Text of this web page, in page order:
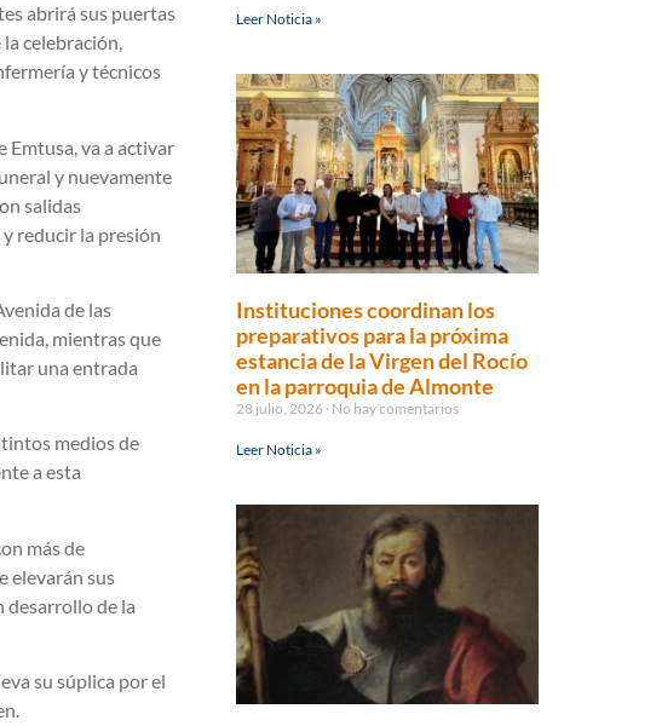
abrirá sus puertas
celebración,
y técnicos
Emtusa, va a activar
y nuevamente
salidas
reducir la presión
de las
mientras que
una entrada
medios de
a esta
más de
elevarán sus
desarrollo de la
su súplica por el
Leer Noticia »
Instituciones coordinan los
preparativos para la próxima
estancia de la Virgen del Rocío
en la parroquia de Almonte
28 julio, 2026 No hay comentarios
Leer Noticia »